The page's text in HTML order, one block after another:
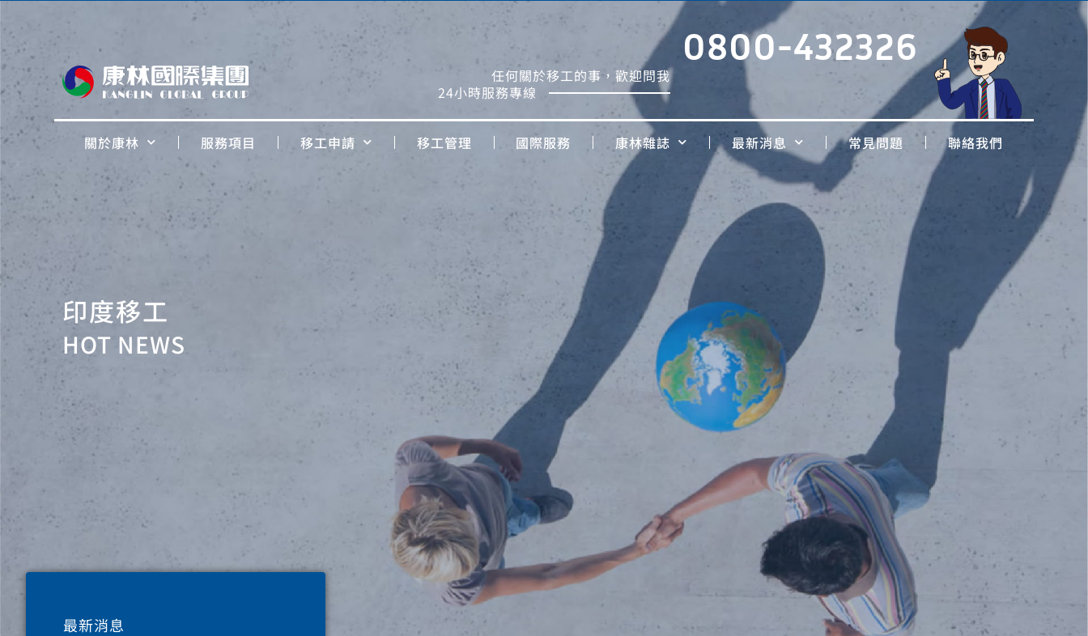
任何關於移工的事，歡迎問我
24小時服務專線
0800-432326
關於康林 服務項目 移工申請 移工管理 國際服務 康林雜誌 最新消息 常見問題 聯絡我們
印度移工
HOT NEWS
最新消息